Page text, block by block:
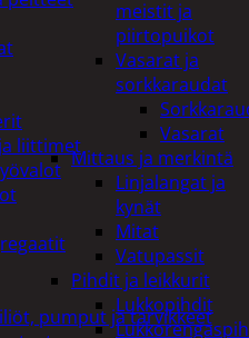
meistit ja
piirtopuikot
Vasarat ja
sorkkaraudat
Vasarat
Mittaus ja merkintä
Linjalangat ja
kynät
Mitat
Vatupassit
Pihdit ja leikkurit
Lukkopihdit
liittimet
pumput ja tarvikkeet